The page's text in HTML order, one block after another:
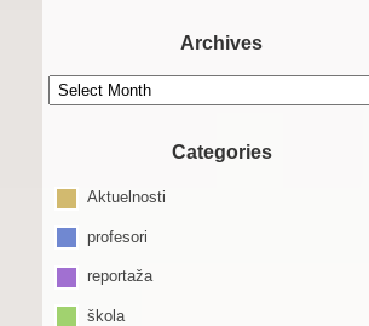
Archives
Archives
Categories
Aktuelnosti
profesori
reportaža
škola